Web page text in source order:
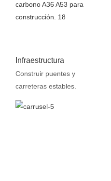
Infraestructura
Construir puentes y
carreteras estables.